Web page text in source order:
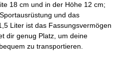
18 cm und in der Höhe 12 cm;
und das
Liter ist das Fassungsvermögen
dir genug Platz, um deine
zu transportieren.